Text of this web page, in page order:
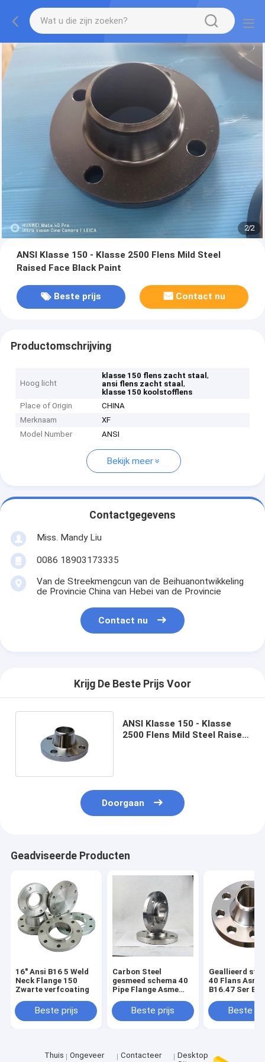
2/2
ANSI Klasse 150 - Klasse 2500 Flens Mild Steel
Raised Face Black Paint
Beste prijs Contact nu
Productomschrijving
Hoog licht
klasse 150 flens zacht staal,
ansi flens zacht staal,
klasse 150 koolstofflens
Place of Origin
CHINA
Merknaam
XF
Model Number
ANSI
Bekijk meer
Contactgegevens
Miss. Mandy Liu
0086 18903173335
Van de Streekmengcun van de Beihuanontwikkeling
de Provincie China van Hebei van de Provincie
Contact nu
Krijg De Beste Prijs Voor
ANSI Klasse 150 - Klasse
2500 Flens Mild Steel Raised
Doorgaan
Geadviseerde Producten
16" Ansi B16 5 Weld
Neck Flange 150
Zwarte verfcoating
Beste prijs
Carbon Steel
gesmeed schema 40
Pipe Flange Asme
Beste prijs
Geallieerd
40 Flans Asme
B16.47 Ser B
Beste
Thuis
Ongeveer
Contacteer
Desktop